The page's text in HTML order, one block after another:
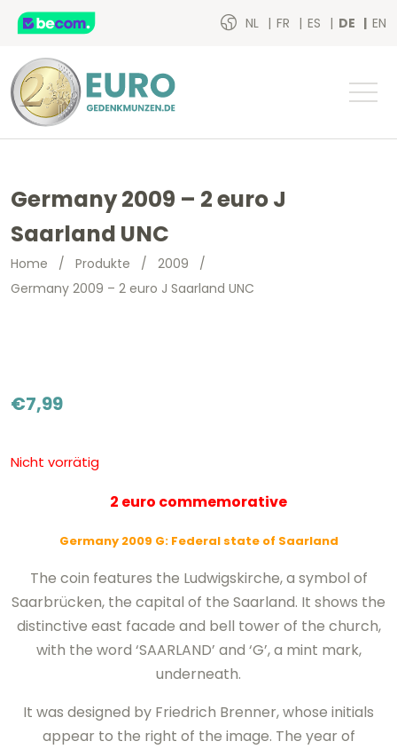
NL FR ES DE EN
Germany 2009 – 2 euro J
Saarland UNC
Home / Produkte / 2009 /
Germany 2009 – 2 euro J Saarland UNC
€7,99
Nicht vorrätig
2 euro commemorative
Germany 2009 G: Federal state of Saarland
The coin features the Ludwigskirche, a symbol of
Saarbrücken, the capital of the Saarland. It shows the
distinctive east facade and bell tower of the church,
with the word ‘SAARLAND’ and ‘G’, a mint mark,
underneath.
It was designed by Friedrich Brenner, whose initials
appear to the right of the image. The year of